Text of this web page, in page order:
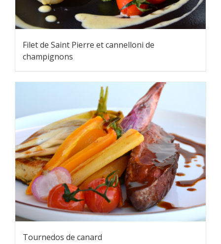
Filet de Saint Pierre et cannelloni de
champignons
Tournedos de canard